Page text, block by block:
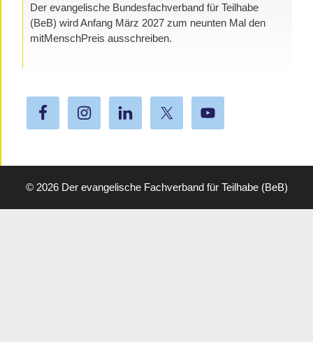
Der evangelische Bundesfachverband für Teilhabe
(BeB) wird Anfang März 2027 zum neunten Mal den
mitMenschPreis ausschreiben.
© 2026 Der evangelische Fachverband für Teilhabe (BeB)